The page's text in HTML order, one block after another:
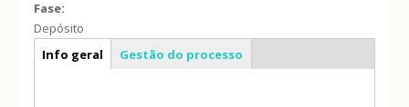
Fase:
Depósito
Caracterização geral
Info geral Gestão do processo